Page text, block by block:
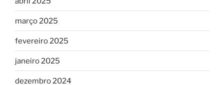
março 2025
fevereiro 2025
janeiro 2025
dezembro 2024